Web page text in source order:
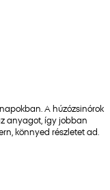
A húzózsinórok
anyagot, így jobban
könnyed részletet ad.